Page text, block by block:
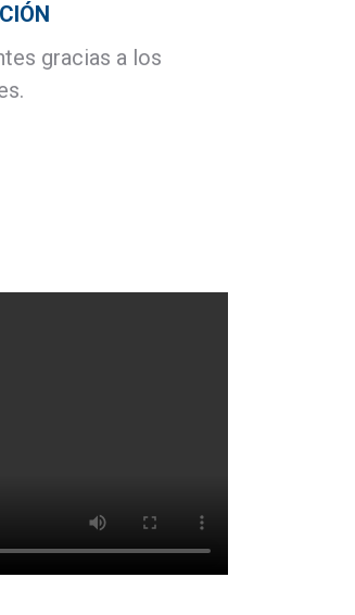
gracias a los